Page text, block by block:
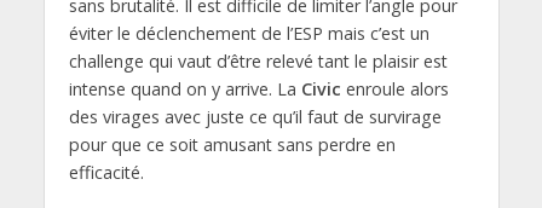
sans brutalité. Il est difficile de limiter l’angle pour
éviter le déclenchement de l’ESP mais c’est un
challenge qui vaut d’être relevé tant le plaisir est
intense quand on y arrive. La Civic enroule alors
des virages avec juste ce qu’il faut de survirage
pour que ce soit amusant sans perdre en
efficacité.